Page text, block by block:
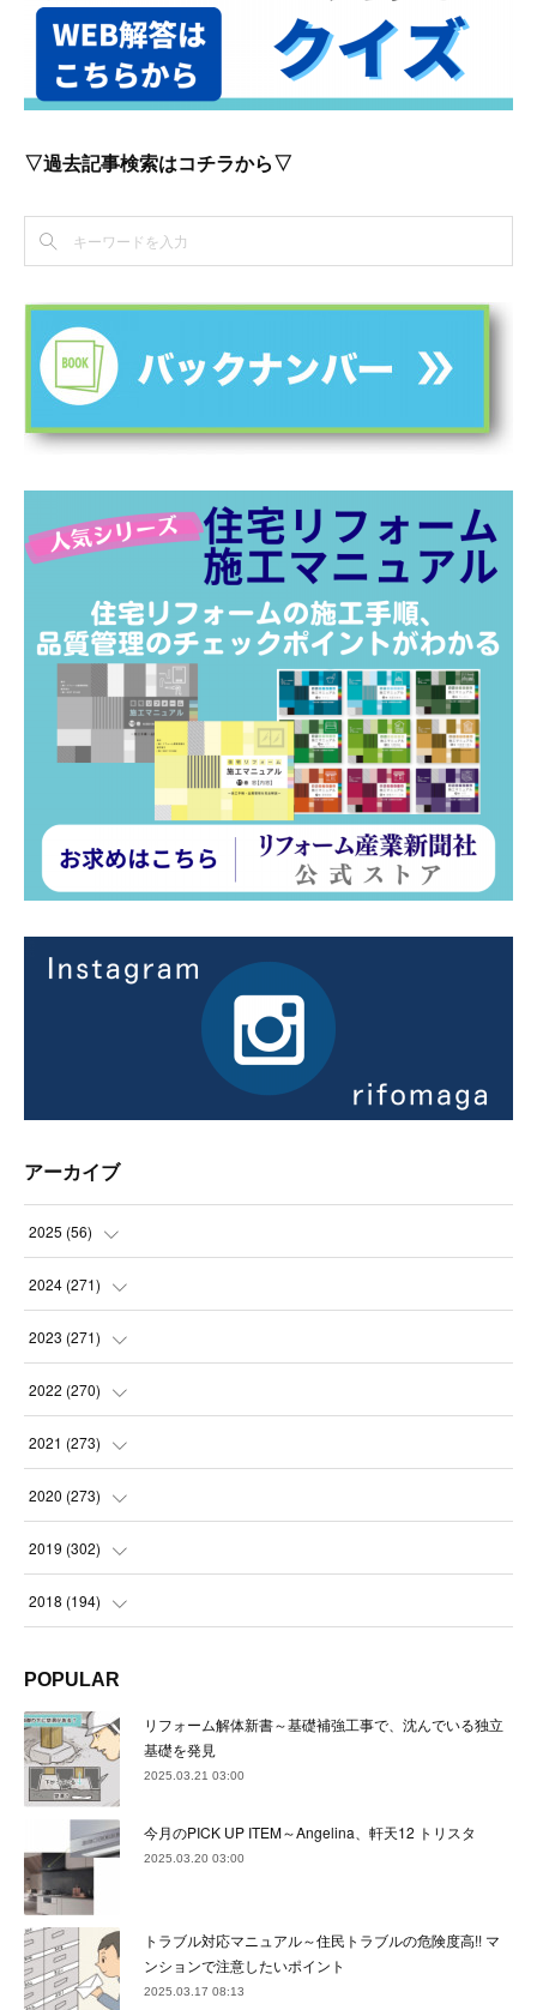
▽過去記事検索はコチラから▽
アーカイブ
2025 (56)
(14
(21
(21
2024 (271)
(21
(22
(23
(22
(24)
22)
(22)
(22)
(25
2023 (271)
(22
(23
(23
(21
(23 )
(24
(21
(24)
(21
( 23)
2022 (270)
(23
(23
(22
(23
(22 )
(23
(23
(22)
(24
( 21)
(20)
2021 (273)
(24
(23
(22
(23)
(23
(22)
(23
( 24)
(21)
2020 (273)
(24
(22
(22)
(24
(24)
(23
( 21)
(22)
2019 (302)
(23
(22)
(21)
(27)
(22
33)
(28)
2018 (194)
(17)
(32)
(36)
(30
34)
(8 )
POPULAR
リフォーム解体新書～基礎補強工事で、沈んでいる独立
基礎を発見
2025.03.21 03:00
今月のPICK UP ITEM～Angelina、軒天12 トリスタ
2025.03.20 03:00
トラブル対応マニュアル～住民トラブルの危険度高!! マ
ンションで注意したいポイント
2025.03.17 08:13